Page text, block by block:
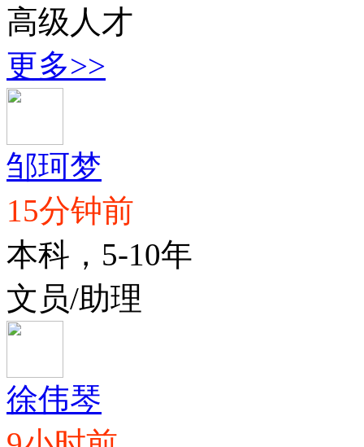
高级人才
更多>>
邹珂梦
15分钟前
本科，5-10年
文员/助理
徐伟琴